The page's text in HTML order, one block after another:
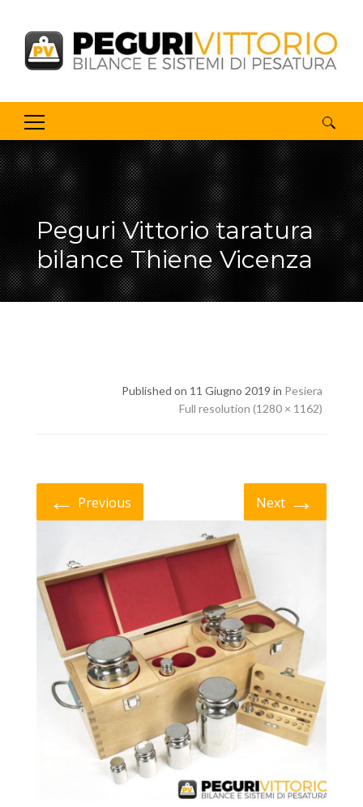
Ricerca
per:
Peguri Vittorio taratura
bilance Thiene Vicenza
Published on 11 Giugno 2019 in Pesiera
Full resolution (1280 × 1162)
← Previous Next →